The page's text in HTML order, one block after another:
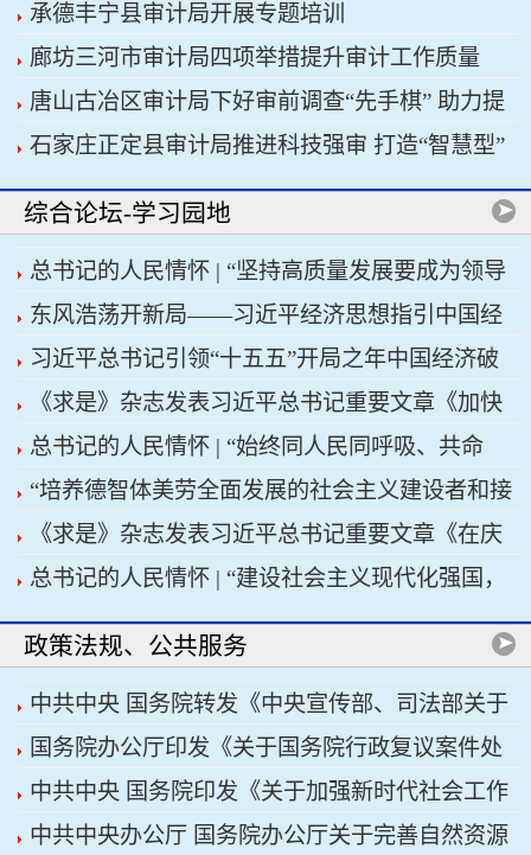
质量发展
承德丰宁县审计局开展专题培训
廊坊三河市审计局四项举措提升审计工作质量
唐山古冶区审计局下好审前调查“先手棋” 助力提
升项目质效
石家庄正定县审计局推进科技强审 打造“智慧型”
审计机关
综合论坛-学习园地
总书记的人民情怀 | “坚持高质量发展要成为领导
干部政绩观的重要内容”
东风浩荡开新局——习近平经济思想指引中国经
济高质量发展行稳致远
习近平总书记引领“十五五”开局之年中国经济破
浪前行
《求是》杂志发表习近平总书记重要文章《加快
建设健康中国》
总书记的人民情怀 | “始终同人民同呼吸、共命
运、心连心”
“培养德智体美劳全面发展的社会主义建设者和接
班人”——习近平总书记的重要论述指引基础教育
改革发展开创新局面
《求是》杂志发表习近平总书记重要文章《在庆
祝中国共产党成立105周年大会上的讲话》
总书记的人民情怀 | “建设社会主义现代化强国，
关键在科技自立自强”
政策法规、公共服务
中共中央 国务院转发《中央宣传部、司法部关于
开展法治宣传教育的第九个五年规划（2026——
2030年）》
国务院办公厅印发《关于国务院行政复议案件处
理程序的若干规定》
中共中央 国务院印发《关于加强新时代社会工作
的意见》
中共中央办公厅 国务院办公厅关于完善自然资源